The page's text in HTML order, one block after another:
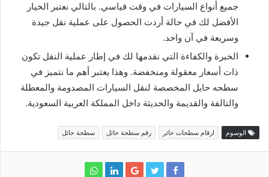
جميع أنواع السيارات في وقت قياسي. بالتالي نعتبر الخيار
الأفضل لك في حالة أردت الحصول على عملية نقل جيدة
وسريعة في آن واحد.
الخبرة والكفاءة التي نقدمها لك في إطار عملية النقل تكون
ذات أسعار معقولة ومنخفضة. وهذا يعتبر أهم ما نتميز في
سطحه حايل المخصصة لنقل السيارات المصدومة والمعطلة
والتالفة والقديمة والحديثة داخل المملكة العربية السعودية.
الوسوم ارقام سطحات حائر رقم سطحة حائل سطحة حائل